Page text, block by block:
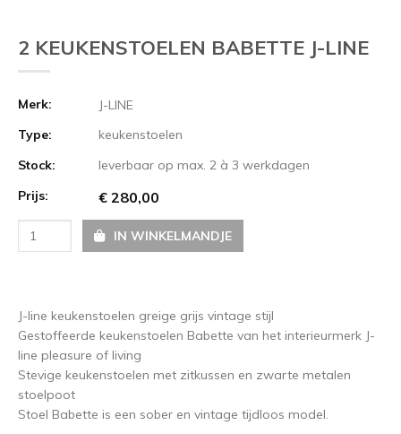
2 KEUKENSTOELEN BABETTE J-LINE
Merk:
J-LINE
Type:
keukenstoelen
Stock:
leverbaar op max. 2 à 3 werkdagen
Prijs:
€ 280,00
IN WINKELMANDJE
J-line keukenstoelen greige grijs vintage stijl
Gestoffeerde keukenstoelen Babette van het interieurmerk J-
line pleasure of living
Stevige keukenstoelen met zitkussen en zwarte metalen
stoelpoot
Stoel Babette is een sober en vintage tijdloos model.